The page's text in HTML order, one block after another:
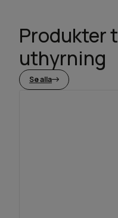
Produkter
uthyrning
Se alla